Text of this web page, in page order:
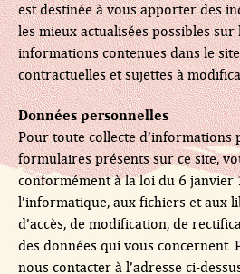
est destinée à vous apporter des
les mieux actualisées possibles sur
informations contenues dans le
contractuelles et sujettes à
Données personnelles
Pour toute collecte d’informations
formulaires présents sur ce site,
conformément à la loi du 6 janvier
l’informatique, aux fichiers et aux
d’accès, de modification, de
des données qui vous concernent.
nous contacter à l’adresse ci-